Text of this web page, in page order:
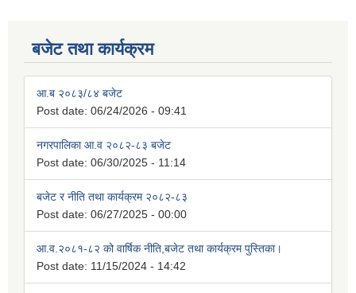
बजेट तथा कार्यक्रम
आ.ब २०८३/८४ बजेट
Post date: 06/24/2026 - 09:41
नगरपालिका आ.व २०८२-८३ बजेट
Post date: 06/30/2025 - 11:14
बजेट र नीति तथा कार्यक्रम २०८२-८३
Post date: 06/27/2025 - 00:00
आ.व.२०८१-८२ को वार्षिक नीति,बजेट तथा कार्यक्रम पुस्तिका।
Post date: 11/15/2024 - 14:42